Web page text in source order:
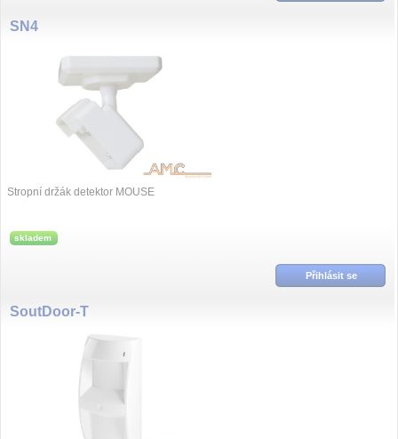
SN4
Stropní držák detektor MOUSE
skladem
Přihlásit se
SoutDoor-T